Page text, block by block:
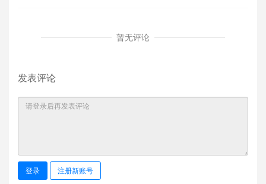
暂无评论
发表评论
登录 注册新账号